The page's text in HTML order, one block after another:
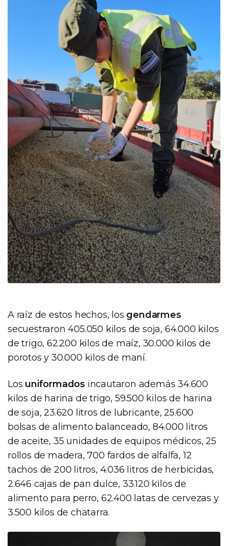
A raíz de estos hechos, los gendarmes
secuestraron 405.050 kilos de soja, 64.000 kilos
de trigo, 62.200 kilos de maíz, 30.000 kilos de
porotos y 30.000 kilos de maní.
Los uniformados incautaron además 34.600
kilos de harina de trigo, 59.500 kilos de harina
de soja, 23.620 litros de lubricante, 25.600
bolsas de alimento balanceado, 84.000 litros
de aceite, 35 unidades de equipos médicos, 25
rollos de madera, 700 fardos de alfalfa, 12
tachos de 200 litros, 4.036 litros de herbicidas,
2.646 cajas de pan dulce, 33.120 kilos de
alimento para perro, 62.400 latas de cervezas y
3.500 kilos de chatarra.